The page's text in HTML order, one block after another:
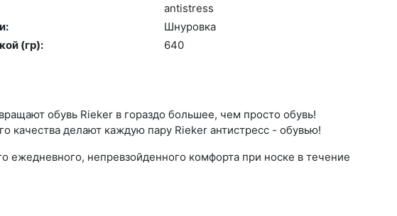
an­tist­ress
Шну­ров­ка
(гр): 640
обувь Rieker в гораздо большее, чем просто обувь!
качества делают каждую пару Rieker антистресс - обувью!
ежедневного, непревзойденного комфорта при носке в течение